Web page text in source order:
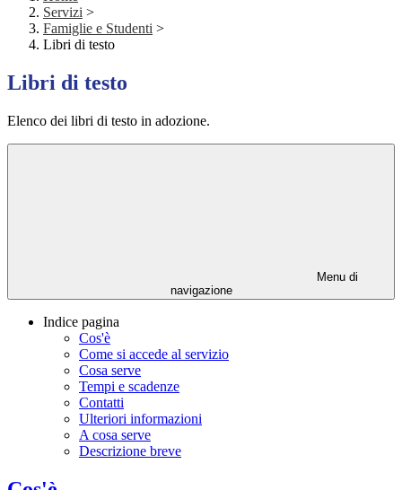
Servizi >
Famiglie e Studenti >
Libri di testo
Libri di testo
Elenco dei libri di testo in adozione.
Menu di
navigazione
Indice pagina
Cos'è
Come si accede al servizio
Cosa serve
Tempi e scadenze
Contatti
Ulteriori informazioni
A cosa serve
Descrizione breve